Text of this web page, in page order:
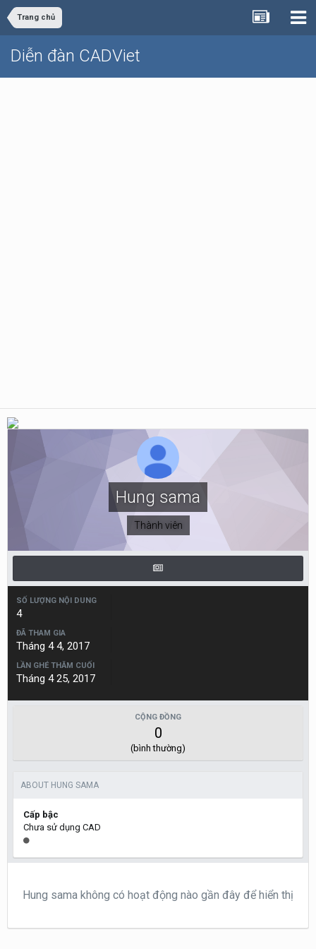
Trang chủ
Diễn đàn CADViet
Hung sama
Thành viên
SỐ LƯỢNG NỘI DUNG
4
ĐÃ THAM GIA
Tháng 4 4, 2017
LẦN GHÉ THĂM CUỐI
Tháng 4 25, 2017
CỘNG ĐỒNG
0
(bình thường)
ABOUT HUNG SAMA
Cấp bậc
Chưa sử dụng CAD
Hung sama không có hoạt động nào gần đây để hiển thị